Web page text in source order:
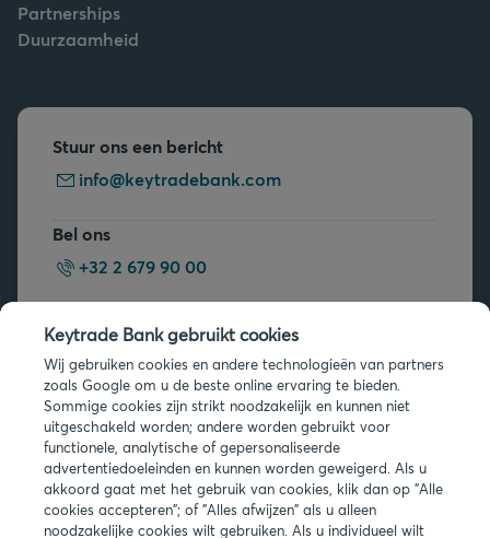
Partnerships
Duurzaamheid
Stuur ons een bericht
info@keytradebank.com
Bel ons
+32 2 679 90 00
Veelgestelde vragen
Juridische info
Keytrade Bank gebruikt cookies
Wij gebruiken cookies en andere technologieën van partners
zoals Google om u de beste online ervaring te bieden.
Sommige cookies zijn strikt noodzakelijk en kunnen niet
uitgeschakeld worden; andere worden gebruikt voor
functionele, analytische of gepersonaliseerde
advertentiedoeleinden en kunnen worden geweigerd. Als u
akkoord gaat met het gebruik van cookies, klik dan op "Alle
cookies accepteren"; of "Alles afwijzen" als u alleen
noodzakelijke cookies wilt gebruiken. Als u individueel wilt